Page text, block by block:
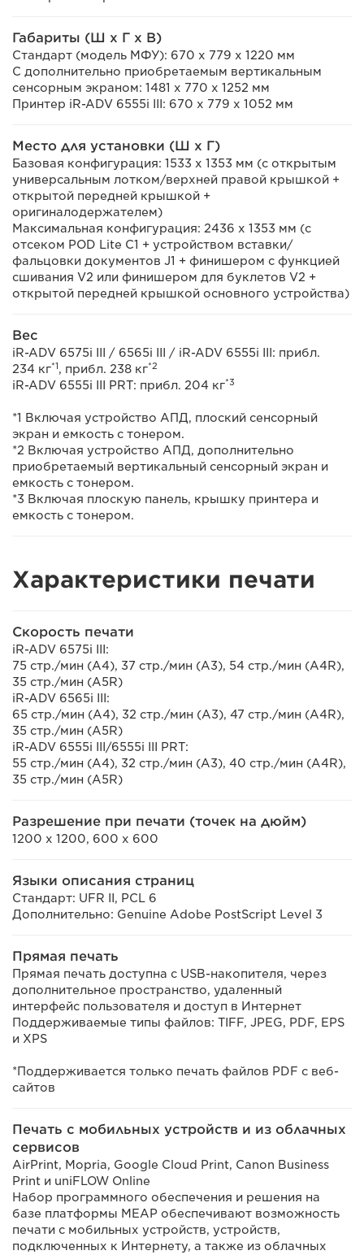
Габариты (Ш x Г x В)
Стандарт (модель МФУ): 670 x 779 x 1220 мм
С дополнительно приобретаемым вертикальным
сенсорным экраном: 1481 x 770 x 1252 мм
Принтер iR-ADV 6555i III: 670 x 779 x 1052 мм
Место для установки (Ш x Г)
Базовая конфигурация: 1533 x 1353 мм (с открытым
универсальным лотком/верхней правой крышкой +
открытой передней крышкой +
оригиналодержателем)
Максимальная конфигурация: 2436 x 1353 мм (с
отсеком POD Lite C1 + устройством вставки/
фальцовки документов J1 + финишером с функцией
сшивания V2 или финишером для буклетов V2 +
открытой передней крышкой основного устройства)
Вес
iR-ADV 6575i III / 6565i III / iR-ADV 6555i III: прибл.
234 кг*1, прибл. 238 кг*2
iR-ADV 6555i III PRT: прибл. 204 кг*3
*1 Включая устройство АПД, плоский сенсорный
экран и емкость с тонером.
*2 Включая устройство АПД, дополнительно
приобретаемый вертикальный сенсорный экран и
емкость с тонером.
*3 Включая плоскую панель, крышку принтера и
емкость с тонером.
Характеристики печати
Скорость печати
iR-ADV 6575i III:
75 стр./мин (A4), 37 стр./мин (A3), 54 стр./мин (A4R),
35 стр./мин (A5R)
iR-ADV 6565i III:
65 стр./мин (A4), 32 стр./мин (A3), 47 стр./мин (A4R),
35 стр./мин (A5R)
iR-ADV 6555i III/6555i III PRT:
55 стр./мин (A4), 32 стр./мин (A3), 40 стр./мин (A4R),
35 стр./мин (A5R)
Разрешение при печати (точек на дюйм)
1200 x 1200, 600 x 600
Языки описания страниц
Стандарт: UFR II, PCL 6
Дополнительно: Genuine Adobe PostScript Level 3
Прямая печать
Прямая печать доступна с USB-накопителя, через
дополнительное пространство, удаленный
интерфейс пользователя и доступ в Интернет
Поддерживаемые типы файлов: TIFF, JPEG, PDF, EPS
и XPS
*Поддерживается только печать файлов PDF с веб-
сайтов
Печать с мобильных устройств и из облачных
сервисов
AirPrint, Mopria, Google Cloud Print, Canon Business
Print и uniFLOW Online
Набор программного обеспечения и решения на
базе платформы MEAP обеспечивают возможность
печати с мобильных устройств, устройств,
подключенных к Интернету, а также из облачных